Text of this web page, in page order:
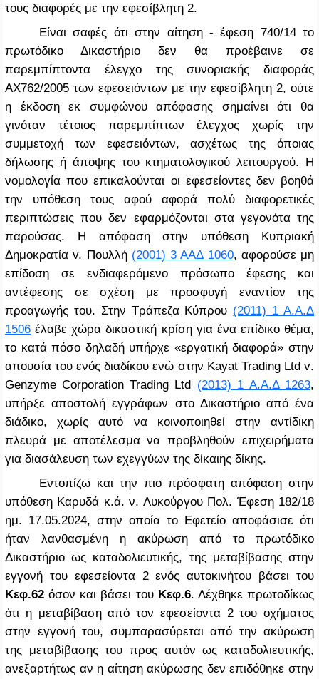
τους διαφορές με την εφεσίβλητη 2.
Είναι σαφές ότι στην αίτηση - έφεση 740/14 το
πρωτόδικο Δικαστήριο δεν θα προέβαινε σε
παρεμπίπτοντα έλεγχο της συνοριακής διαφοράς
ΑΧ762/2005 των εφεσειόντων με την εφεσίβλητη 2, ούτε
η έκδοση εκ συμφώνου απόφασης σημαίνει ότι θα
γινόταν τέτοιος παρεμπίπτων έλεγχος χωρίς την
συμμετοχή των εφεσειόντων, ασχέτως της όποιας
δήλωσης ή άποψης του κτηματολογικού λειτουργού. Η
νομολογία που επικαλούνται οι εφεσείοντες δεν βοηθά
την υπόθεση τους αφού αφορά πολύ διαφορετικές
περιπτώσεις που δεν εφαρμόζονται στα γεγονότα της
παρούσας. Η απόφαση στην υπόθεση Κυπριακή
Δημοκρατία v. Πουλλή (2001) 3 ΑΑΔ 1060, αφορούσε μη
επίδοση σε ενδιαφερόμενο πρόσωπο έφεσης και
αντέφεσης σε σχέση με προσφυγή εναντίον της
προαγωγής του. Στην Τράπεζα Κύπρου (2011) 1 Α.Α.Δ
1506 έλαβε χώρα δικαστική κρίση για ένα επίδικο θέμα,
το κατά πόσο δηλαδή υπήρχε «εργατική διαφορά» στην
απουσία του ενός διαδίκου ενώ στην Kayat Trading Ltd v.
Genzyme Corporation Trading Ltd (2013) 1 Α.Α.Δ 1263,
υπήρξε αποστολή εγγράφων στο Δικαστήριο από ένα
διάδικο, χωρίς αυτό να κοινοποιηθεί στην αντίδικη
πλευρά με αποτέλεσμα να προβληθούν επιχειρήματα
για διασάλευση των εχεγγύων της δίκαιης δίκης.
Εντοπίζω και την πιο πρόσφατη απόφαση στην
υπόθεση Καρυδά κ.ά. ν. ΛυκούργουΠολ. Έφεση 182/18
ημ. 17.05.2024, στην οποία το Εφετείο αποφάσισε ότι
ήταν λανθασμένη η ακύρωση από το πρωτόδικο
Δικαστήριο ως καταδολιευτικής, της μεταβίβασης στην
εγγονή του εφεσείοντα 2 ενός αυτοκινήτου βάσει του
Κεφ.62 όσον και βάσει του Κεφ.6. Λέχθηκε πρωτοδίκως
ότι η μεταβίβαση από τον εφεσείοντα 2 του οχήματος
στην εγγονή του, συμπαρασύρεται από την ακύρωση
της μεταβίβασης του προς αυτόν ως καταδολιευτικής,
ανεξαρτήτως αν η αίτηση ακύρωσης δεν επιδόθηκε στην